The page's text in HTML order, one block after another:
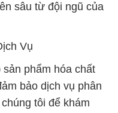
sâu từ đội ngũ của
Vụ
phẩm hóa chất
bảo dịch vụ phân
tôi để khám